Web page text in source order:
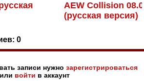
AEW Collision
(русская версия)
0
записи нужно зарегистрироваться
или войти в аккаунт